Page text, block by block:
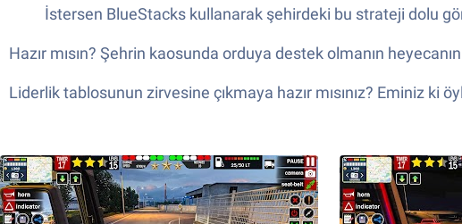
İstersen BlueStacks kullanarak şehirdeki bu strateji dolu
Hazır mısın? Şehrin kaosunda orduya destek olmanın
Liderlik tablosunun zirvesine çıkmaya hazır mısınız? Eminiz